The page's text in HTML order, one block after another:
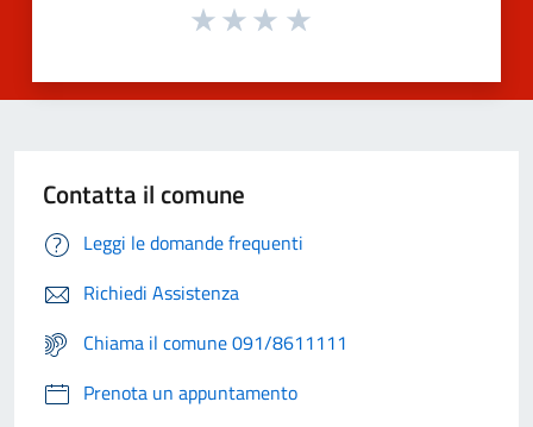
Contatta il comune
Leggi le domande frequenti
Richiedi Assistenza
Chiama il comune 091/8611111
Prenota un appuntamento